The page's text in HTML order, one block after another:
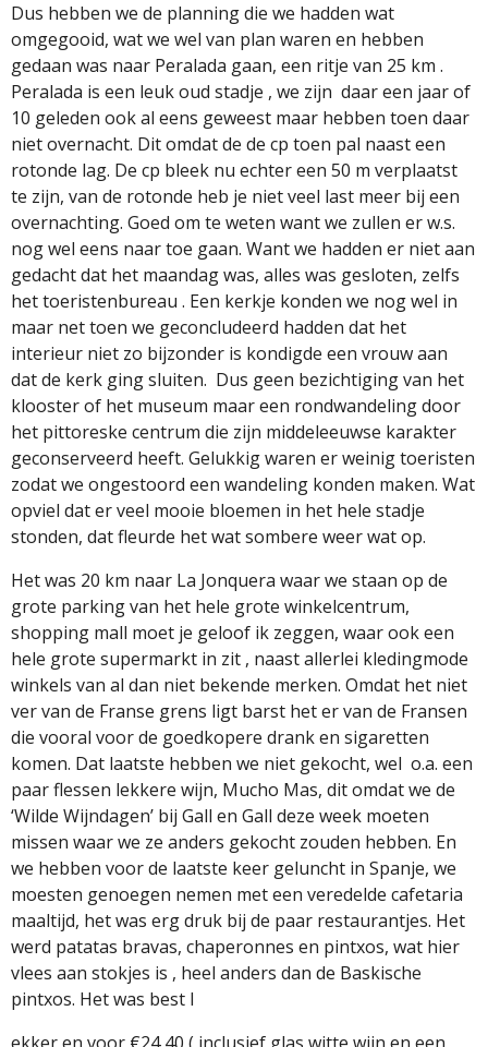
Dus hebben we de planning die we hadden wat
omgegooid, wat we wel van plan waren en hebben
gedaan was naar Peralada gaan, een ritje van 25 km .
Peralada is een leuk oud stadje , we zijn daar een jaar of
10 geleden ook al eens geweest maar hebben toen daar
niet overnacht. Dit omdat de de cp toen pal naast een
rotonde lag. De cp bleek nu echter een 50 m verplaatst
te zijn, van de rotonde heb je niet veel last meer bij een
overnachting. Goed om te weten want we zullen er w.s.
nog wel eens naar toe gaan. Want we hadden er niet aan
gedacht dat het maandag was, alles was gesloten, zelfs
het toeristenbureau . Een kerkje konden we nog wel in
maar net toen we geconcludeerd hadden dat het
interieur niet zo bijzonder is kondigde een vrouw aan
dat de kerk ging sluiten. Dus geen bezichtiging van het
klooster of het museum maar een rondwandeling door
het pittoreske centrum die zijn middeleeuwse karakter
geconserveerd heeft. Gelukkig waren er weinig toeristen
zodat we ongestoord een wandeling konden maken. Wat
opviel dat er veel mooie bloemen in het hele stadje
stonden, dat fleurde het wat sombere weer wat op.
Het was 20 km naar La Jonquera waar we staan op de
grote parking van het hele grote winkelcentrum,
shopping mall moet je geloof ik zeggen, waar ook een
hele grote supermarkt in zit , naast allerlei kledingmode
winkels van al dan niet bekende merken. Omdat het niet
ver van de Franse grens ligt barst het er van de Fransen
die vooral voor de goedkopere drank en sigaretten
komen. Dat laatste hebben we niet gekocht, wel o.a. een
paar flessen lekkere wijn, Mucho Mas, dit omdat we de
‘Wilde Wijndagen’ bij Gall en Gall deze week moeten
missen waar we ze anders gekocht zouden hebben. En
we hebben voor de laatste keer geluncht in Spanje, we
moesten genoegen nemen met een veredelde cafetaria
maaltijd, het was erg druk bij de paar restaurantjes. Het
werd patatas bravas, chaperonnes en pintxos, wat hier
vlees aan stokjes is , heel anders dan de Baskische
pintxos. Het was best l